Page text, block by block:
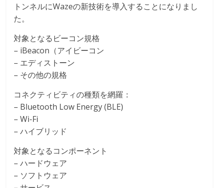
トンネルにWazeの新技術を導入することになりまし
た。
対象となるビーコン規格
– iBeacon（アイビーコン
– エディストーン
– その他の規格
コネクティビティの種類を網羅：
– Bluetooth Low Energy (BLE)
– Wi-Fi
– ハイブリッド
対象となるコンポーネント
– ハードウェア
– ソフトウェア